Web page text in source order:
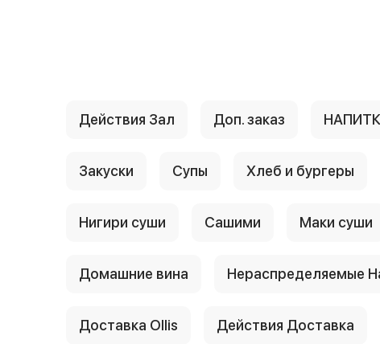
Действия Зал Доп. заказ
Закуски Супы Хлеб и бургеры
Нигири суши Сашими Маки суши
Домашние вина Нераспределяемые
Доставка Ollis Действия Доставка